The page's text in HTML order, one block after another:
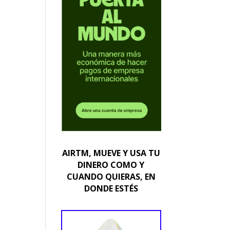
AIRTM, MUEVE Y USA TU
DINERO COMO Y
CUANDO QUIERAS, EN
DONDE ESTÉS